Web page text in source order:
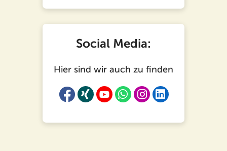
Social Media:
Hier sind wir auch zu finden